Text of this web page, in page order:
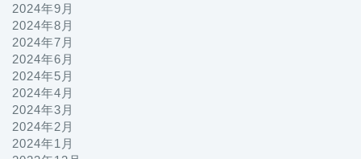
2024年9月
2024年8月
2024年7月
2024年6月
2024年5月
2024年4月
2024年3月
2024年2月
2024年1月